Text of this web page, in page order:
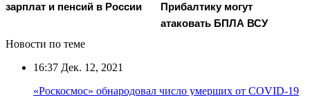
зарплат и пенсий в России
Прибалтику могут
атаковать БПЛА ВСУ
Новости по теме
16:37 Дек. 12, 2021
«Роскосмос» обнародовал число умерших от COVID-19